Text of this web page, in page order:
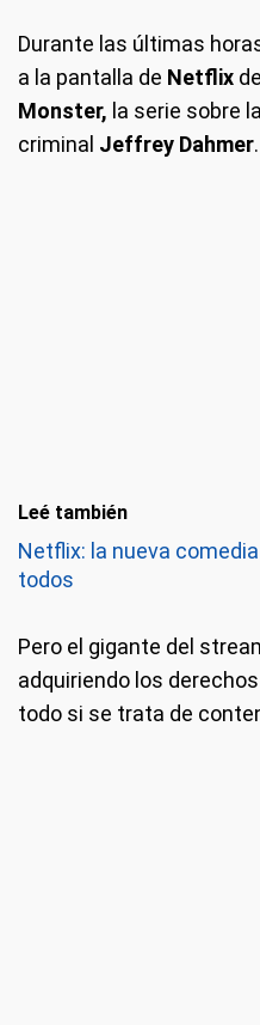
Durante las últimas
a la pantalla de Netflix
Monster, la serie sobre
criminal Jeffrey Dahmer.
Leé también
Netflix: la nueva
todos
Pero el gigante del
adquiriendo los
todo si se trata de